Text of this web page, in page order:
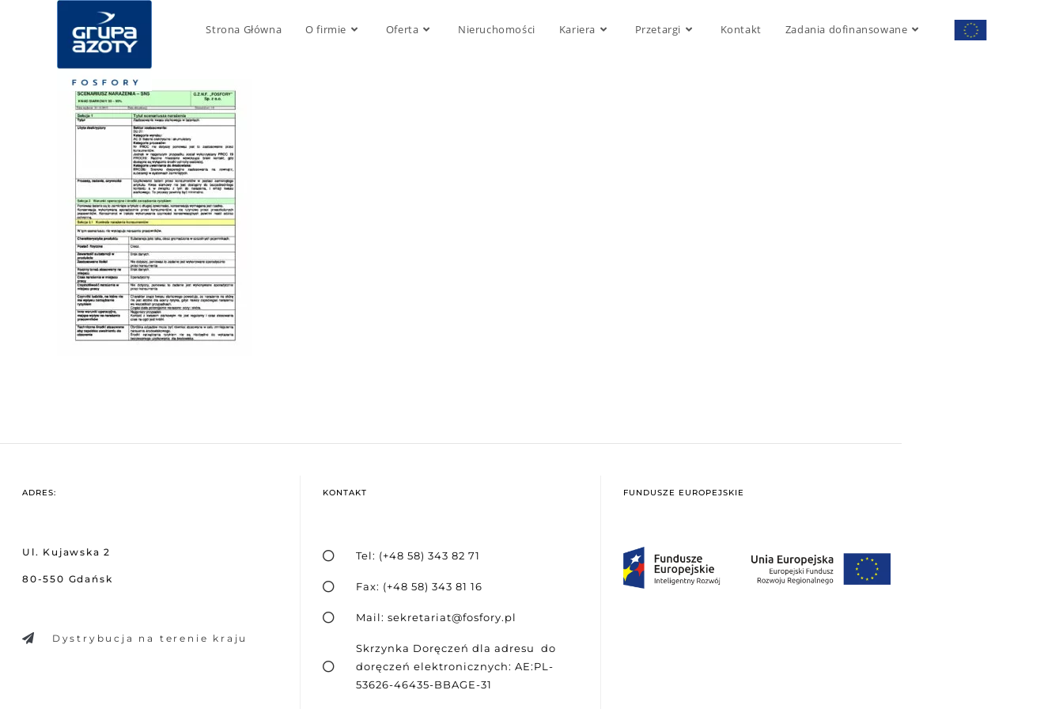
Strona Główna O firmie Oferta Nieruchomości Kariera Przetargi Kontakt Zadania dofinansowane
ADRES:
Ul. Kujawska 2
80-550 Gdańsk
Dystrybucja na terenie kraju
KONTAKT
Tel: (+48 58) 343 82 71
Fax: (+48 58) 343 81 16
Mail: sekretariat@fosfory.pl
Skrzynka Doręczeń dla adresu do
doręczeń elektronicznych: AE:PL-
53626-46435-BBAGE-31
FUNDUSZE EUROPEJSKIE